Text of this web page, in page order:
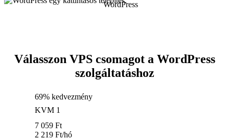
Válasszon VPS csomagot a WordPress
szolgáltatáshoz
69% kedvezmény
KVM 1
7 059 Ft
2 219 Ft/hó